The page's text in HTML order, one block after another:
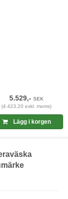
5.529,-SEK
(4.423,20 exkl. moms)
Lägg i korgen